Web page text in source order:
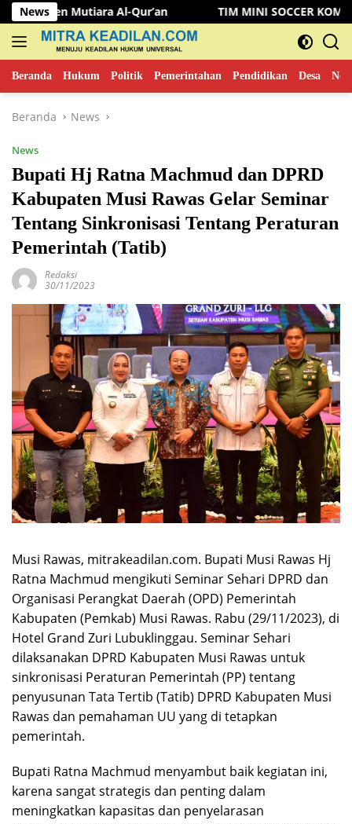
Langsung
ke
konten
News
Mutiara Al-Qur’an TIM MINI SOCCER KOMINFO MUSI
Beranda Hukum Politik Pemerintahan Pendidikan Desa
Beranda News
News
Bupati Hj Ratna Machmud dan DPRD
Kabupaten Musi Rawas Gelar Seminar
Tentang Sinkronisasi Tentang Peraturan
Pemerintah (Tatib)
Redaksi
30/11/2023
Musi Rawas, mitrakeadilan.com. Bupati Musi Rawas Hj
Ratna Machmud mengikuti Seminar Sehari DPRD dan
Organisasi Perangkat Daerah (OPD) Pemerintah
Kabupaten (Pemkab) Musi Rawas. Rabu (29/11/2023), di
Hotel Grand Zuri Lubuklinggau. Seminar Sehari
dilaksanakan DPRD Kabupaten Musi Rawas untuk
sinkronisasi Peraturan Pemerintah (PP) tentang
penyusunan Tata Tertib (Tatib) DPRD Kabupaten Musi
Rawas dan pemahaman UU yang di tetapkan
pemerintah.
Bupati Ratna Machmud menyambut baik kegiatan ini,
karena sangat strategis dan penting dalam
meningkatkan kapasitas dan penyelarasan